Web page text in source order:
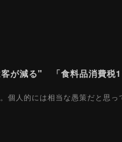
個人的には相当な愚策だと思っ